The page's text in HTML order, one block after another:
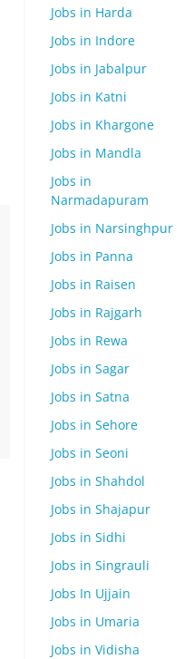
Jobs in Harda
Jobs in Indore
Jobs in Jabalpur
Jobs in Katni
Jobs in Khargone
Jobs in Mandla
Jobs in
Narmadapuram
Jobs in Narsinghpur
Jobs in Panna
Jobs in Raisen
Jobs in Rajgarh
Jobs in Rewa
Jobs in Sagar
Jobs in Satna
Jobs in Sehore
Jobs in Seoni
Jobs in Shahdol
Jobs in Shajapur
Jobs in Sidhi
Jobs in Singrauli
Jobs In Ujjain
Jobs in Umaria
Jobs in Vidisha